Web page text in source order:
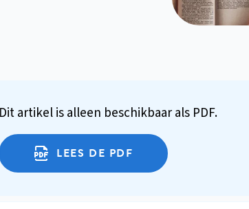
Dit artikel is alleen beschikbaar als PDF.
LEES DE PDF